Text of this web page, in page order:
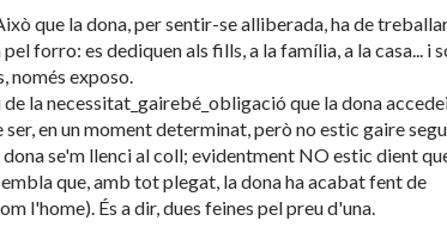
que la dona, per sentir-se alliberada, ha de
forro: es dediquen als fills, a la família, a la casa... i
només exposo.
la necessitat_gairebé_obligació que la dona
en un moment determinat, però no estic gaire
se'm llenci al coll; evidentment NO estic dient
que, amb tot plegat, la dona ha acabat fent de
l'home). És a dir, dues feines pel preu d'una.